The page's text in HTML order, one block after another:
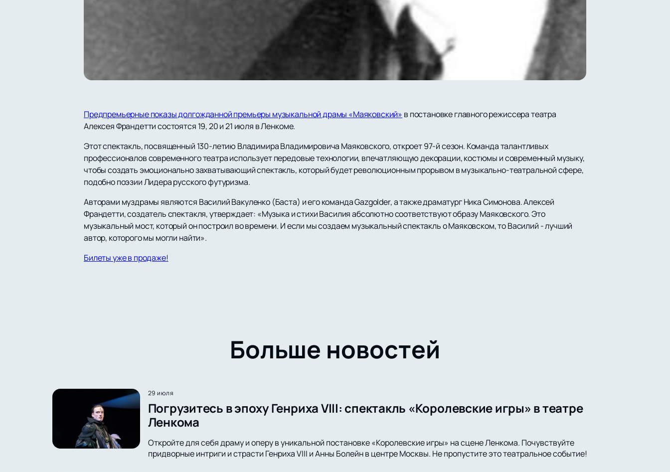
Предпремьерные показы долгожданной премьеры музыкальной драмы «Маяковский» в постановке главного режиссера театра
Алексея Франдетти состоятся 19, 20 и 21 июля в Ленкоме.
Этот спектакль, посвященный 130-летию Владимира Владимировича Маяковского, откроет 97-й сезон. Команда талантливых
профессионалов современного театра использует передовые технологии, впечатляющую декорации, костюмы и современный музыку,
чтобы создать эмоционально захватывающий спектакль, который будет революционным прорывом в музыкально-театральной сфере,
подобно поэзии Лидера русского футуризма.
Авторами муздрамы являются Василий Вакуленко (Баста) и его команда Gazgolder, а также драматург Ника Симонова. Алексей
Франдетти, создатель спектакля, утверждает: «Музыка и стихи Василия абсолютно соответствуют образу Маяковского. Это
музыкальный мост, который он построил во времени. И если мы создаем музыкальный спектакль о Маяковском, то Василий - лучший
автор, которого мы могли найти».
Билеты уже в продаже!
Больше новостей
29 июля
Погрузитесь в эпоху Генриха VIII: спектакль «Королевские игры» в театре
Ленкома
Откройте для себя драму и оперу в уникальной постановке «Королевские игры» на сцене Ленкома. Почувствуйте
придворные интриги и страсти Генриха VIII и Анны Болейн в центре Москвы. Не пропустите это театральное событие!